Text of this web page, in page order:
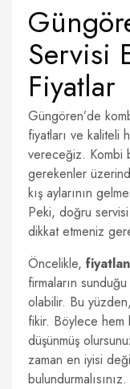
Servisi
Fiyatlar
Güngören’de
fiyatları ve kaliteli
vereceğiz. Kombi
gerekenler
kış aylarının
Peki, doğru servisi
dikkat etmeniz
Öncelikle,
firmaların
olabilir. Bu
fikir. Böylece hem
düşünmüş
zaman en iyisi
bulundurmalısınız.